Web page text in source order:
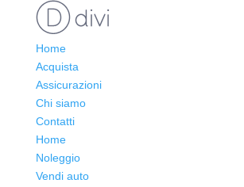
Home
Acquista
Assicurazioni
Chi siamo
Contatti
Home
Noleggio
Vendi auto